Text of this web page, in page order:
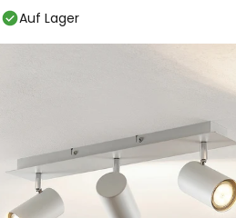
Auf Lager